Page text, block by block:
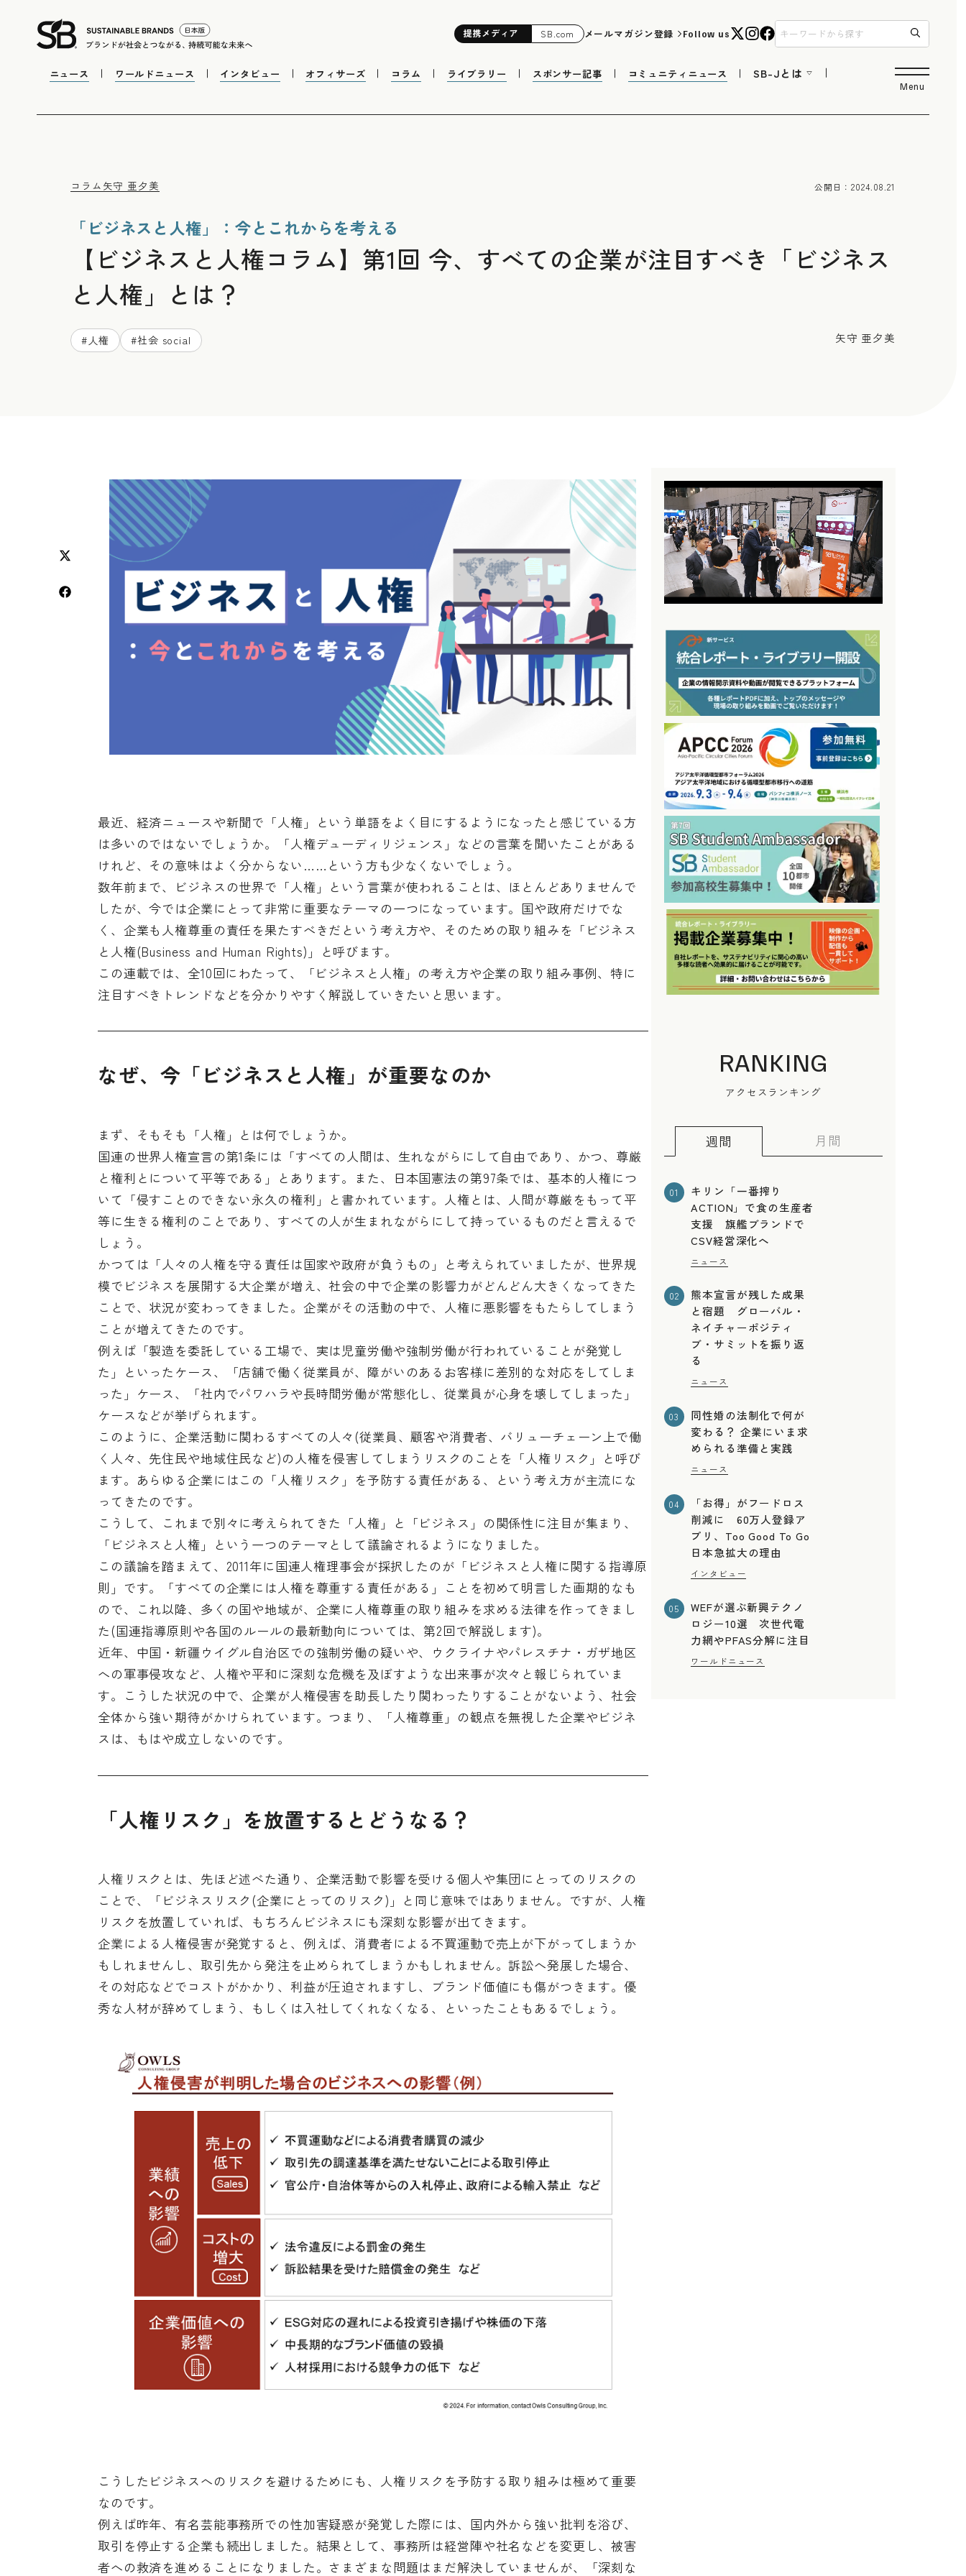
提携メディア SB.com メールマガジン登録 Follow us
ニュース ワールドニュース インタビュー オフィサーズ コラム ライブラリー スポンサー記事 コミュニティニュース SB-Jとは
Menu
コラム 矢守 亜夕美 公開日：2024.08.21
「ビジネスと人権」：今とこれからを考える
【ビジネスと人権コラム】第1回 今、すべての企業が注目すべき「ビジネス
と人権」とは？
#人権 #社会 social 矢守 亜夕美
最近、経済ニュースや新聞で「人権」という単語をよく目にするようになったと感じている方
は多いのではないでしょうか。「人権デューディリジェンス」などの言葉を聞いたことがある
けれど、その意味はよく分からない……という方も少なくないでしょう。
数年前まで、ビジネスの世界で「人権」という言葉が使われることは、ほとんどありませんで
したが、今では企業にとって非常に重要なテーマの一つになっています。国や政府だけでな
く、企業も人権尊重の責任を果たすべきだという考え方や、そのための取り組みを「ビジネス
と人権(Business and Human Rights)」と呼びます。
この連載では、全10回にわたって、「ビジネスと人権」の考え方や企業の取り組み事例、特に
注目すべきトレンドなどを分かりやすく解説していきたいと思います。
なぜ、今「ビジネスと人権」が重要なのか
まず、そもそも「人権」とは何でしょうか。
国連の世界人権宣言の第1条には「すべての人間は、生れながらにして自由であり、かつ、尊厳
と権利とについて平等である」とあります。また、日本国憲法の第97条では、基本的人権につ
いて「侵すことのできない永久の権利」と書かれています。人権とは、人間が尊厳をもって平
等に生きる権利のことであり、すべての人が生まれながらにして持っているものだと言えるで
しょう。
かつては「人々の人権を守る責任は国家や政府が負うもの」と考えられていましたが、世界規
模でビジネスを展開する大企業が増え、社会の中で企業の影響力がどんどん大きくなってきた
ことで、状況が変わってきました。企業がその活動の中で、人権に悪影響をもたらしてしまう
ことが増えてきたのです。
例えば「製造を委託している工場で、実は児童労働や強制労働が行われていることが発覚し
た」といったケース、「店舗で働く従業員が、障がいのあるお客様に差別的な対応をしてしま
った」ケース、「社内でパワハラや長時間労働が常態化し、従業員が心身を壊してしまった」
ケースなどが挙げられます。
このように、企業活動に関わるすべての人々(従業員、顧客や消費者、バリューチェーン上で働
く人々、先住民や地域住民など)の人権を侵害してしまうリスクのことを「人権リスク」と呼び
ます。あらゆる企業にはこの「人権リスク」を予防する責任がある、という考え方が主流にな
ってきたのです。
こうして、これまで別々に考えられてきた「人権」と「ビジネス」の関係性に注目が集まり、
「ビジネスと人権」という一つのテーマとして議論されるようになりました。
この議論を踏まえて、2011年に国連人権理事会が採択したのが「ビジネスと人権に関する指導原
則」です。「すべての企業には人権を尊重する責任がある」ことを初めて明言した画期的なも
ので、これ以降、多くの国や地域が、企業に人権尊重の取り組みを求める法律を作ってきまし
た(国連指導原則や各国のルールの最新動向については、第2回で解説します)。
近年、中国・新疆ウイグル自治区での強制労働の疑いや、ウクライナやパレスチナ・ガザ地区
への軍事侵攻など、人権や平和に深刻な危機を及ぼすような出来事が次々と報じられていま
す。こうした状況の中で、企業が人権侵害を助長したり関わったりすることがないよう、社会
全体から強い期待がかけられています。つまり、「人権尊重」の観点を無視した企業やビジネ
スは、もはや成立しないのです。
「人権リスク」を放置するとどうなる？
人権リスクとは、先ほど述べた通り、企業活動で影響を受ける個人や集団にとってのリスクの
ことで、「ビジネスリスク(企業にとってのリスク)」と同じ意味ではありません。ですが、人権
リスクを放置していれば、もちろんビジネスにも深刻な影響が出てきます。
企業による人権侵害が発覚すると、例えば、消費者による不買運動で売上が下がってしまうか
もしれませんし、取引先から発注を止められてしまうかもしれません。訴訟へ発展した場合、
その対応などでコストがかかり、利益が圧迫されますし、ブランド価値にも傷がつきます。優
秀な人材が辞めてしまう、もしくは入社してくれなくなる、といったこともあるでしょう。
こうしたビジネスへのリスクを避けるためにも、人権リスクを予防する取り組みは極めて重要
なのです。
例えば昨年、有名芸能事務所での性加害疑惑が発覚した際には、国内外から強い批判を浴び、
取引を停止する企業も続出しました。結果として、事務所は経営陣や社名などを変更し、被害
者への救済を進めることになりました。さまざまな問題はまだ解決していませんが、「深刻な
RANKING
アクセスランキング
週間 月間
01
キリン「一番搾り
ACTION」で食の生産者
支援 旗艦ブランドで
CSV経営深化へ
ニュース
02
熊本宣言が残した成果
と宿題 グローバル・
ネイチャーポジティ
ブ・サミットを振り返
る
ニュース
03
同性婚の法制化で何が
変わる？ 企業にいま求
められる準備と実践
ニュース
04
「お得」がフードロス
削減に 60万人登録ア
プリ、Too Good To Go
日本急拡大の理由
インタビュー
05
WEFが選ぶ新興テクノ
ロジー10選 次世代電
力網やPFAS分解に注目
ワールドニュース